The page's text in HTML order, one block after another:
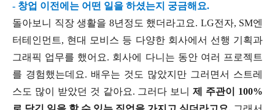
- 창업 이전에는 어떤 일을 하셨는지 궁금해요.
돌아보니 직장 생활을 8년정도 했더라고요. LG전자, SM엔
터테인먼트, 현대 모비스 등 다양한 회사에서 선행 기획과
그래픽 업무를 했어요. 회사에 다니는 동안 여러 프로젝트
를 경험했는데요. 배우는 것도 많았지만 그러면서 스트레
스도 많이 받았던 것 같아요. 그러다 보니제 주관이 100%